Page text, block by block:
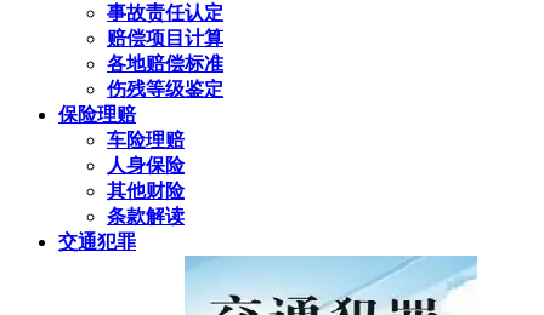
事故责任认定
赔偿项目计算
各地赔偿标准
伤残等级鉴定
保险理赔
车险理赔
人身保险
其他财险
条款解读
交通犯罪